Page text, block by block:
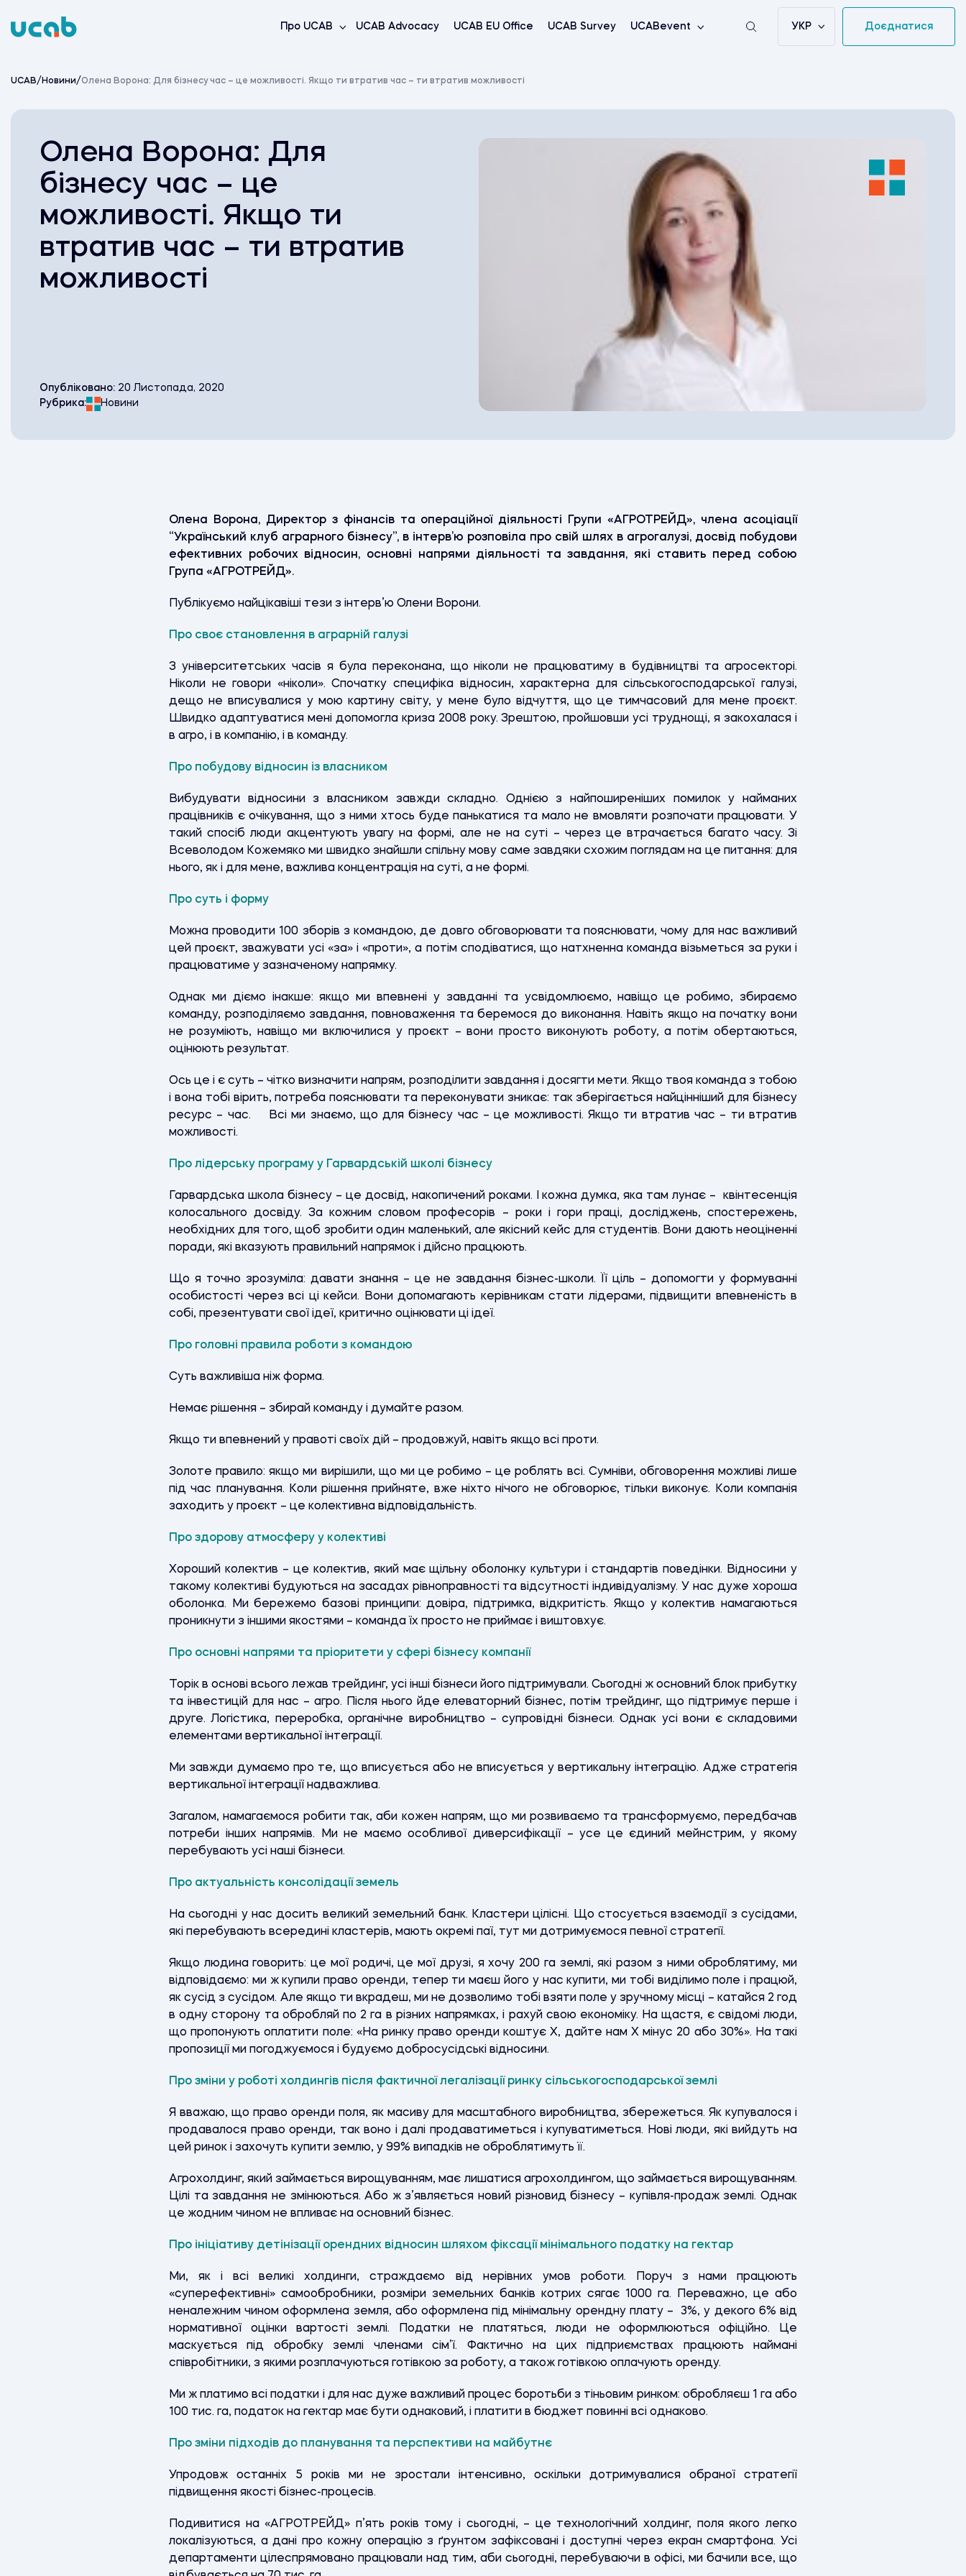
to
Про UCAB UCAB Advocacy UCAB EU Office UCAB Survey UCABevent УКР Доєднатися
UCAB/ Новини/Олена Ворона: Для бізнесу час – це можливості. Якщо ти втратив час – ти втратив можливості
Олена Ворона: Для
бізнесу час – це
можливості. Якщо ти
втратив час – ти втратив
можливості
Опубліковано: 20 Листопада, 2020
Рубрика:
Новини
Олена Ворона, Директор з фінансів та операційної діяльності Групи «АГРОТРЕЙД», члена асоціації
“Український клуб аграрного бізнесу”, в інтерв’ю розповіла про свій шлях в агрогалузі, досвід побудови
ефективних робочих відносин, основні напрями діяльності та завдання, які ставить перед собою
Група «АГРОТРЕЙД».
Публікуємо найцікавіші тези з інтерв’ю Олени Ворони.
Про своє становлення в аграрній галузі
З університетських часів я була переконана, що ніколи не працюватиму в будівництві та агросекторі.
Ніколи не говори «ніколи». Спочатку специфіка відносин, характерна для сільськогосподарської галузі,
дещо не вписувалися у мою картину світу, у мене було відчуття, що це тимчасовий для мене проєкт.
Швидко адаптуватися мені допомогла криза 2008 року. Зрештою, пройшовши усі труднощі, я закохалася і
в агро, і в компанію, і в команду.
Про побудову відносин із власником
Вибудувати відносини з власником завжди складно. Однією з найпоширеніших помилок у найманих
працівників є очікування, що з ними хтось буде панькатися та мало не вмовляти розпочати працювати. У
такий спосіб люди акцентують увагу на формі, але не на суті – через це втрачається багато часу. Зі
Всеволодом Кожемяко ми швидко знайшли спільну мову саме завдяки схожим поглядам на це питання: для
нього, як і для мене, важлива концентрація на суті, а не формі.
Про суть і форму
Можна проводити 100 зборів з командою, де довго обговорювати та пояснювати, чому для нас важливий
цей проєкт, зважувати усі «за» і «проти», а потім сподіватися, що натхненна команда візьметься за руки і
працюватиме у зазначеному напрямку.
Однак ми діємо інакше: якщо ми впевнені у завданні та усвідомлюємо, навіщо це робимо, збираємо
команду, розподіляємо завдання, повноваження та беремося до виконання. Навіть якщо на початку вони
не розуміють, навіщо ми включилися у проєкт – вони просто виконують роботу, а потім обертаються,
оцінюють результат.
Ось це і є суть – чітко визначити напрям, розподілити завдання і досягти мети. Якщо твоя команда з тобою
і вона тобі вірить, потреба пояснювати та переконувати зникає: так зберігається найцінніший для бізнесу
ресурс – час. Всі ми знаємо, що для бізнесу час – це можливості. Якщо ти втратив час – ти втратив
можливості.
Про лідерську програму у Гарвардській школі бізнесу
Гарвардська школа бізнесу – це досвід, накопичений роками. І кожна думка, яка там лунає – квінтесенція
колосального досвіду. За кожним словом професорів – роки і гори праці, досліджень, спостережень,
необхідних для того, щоб зробити один маленький, але якісний кейс для студентів. Вони дають неоціненні
поради, які вказують правильний напрямок і дійсно працюють.
Що я точно зрозуміла: давати знання – це не завдання бізнес-школи. Її ціль – допомогти у формуванні
особистості через всі ці кейси. Вони допомагають керівникам стати лідерами, підвищити впевненість в
собі, презентувати свої ідеї, критично оцінювати ці ідеї.
Про головні правила роботи з командою
Суть важливіша ніж форма.
Немає рішення – збирай команду і думайте разом.
Якщо ти впевнений у правоті своїх дій – продовжуй, навіть якщо всі проти.
Золоте правило: якщо ми вирішили, що ми це робимо – це роблять всі. Сумніви, обговорення можливі лише
під час планування. Коли рішення прийняте, вже ніхто нічого не обговорює, тільки виконує. Коли компанія
заходить у проєкт – це колективна відповідальність.
Про здорову атмосферу у колективі
Хороший колектив – це колектив, який має щільну оболонку культури і стандартів поведінки. Відносини у
такому колективі будуються на засадах рівноправності та відсутності індивідуалізму. У нас дуже хороша
оболонка. Ми бережемо базові принципи: довіра, підтримка, відкритість. Якщо у колектив намагаються
проникнути з іншими якостями – команда їх просто не приймає і виштовхує.
Про основні напрями та пріоритети у сфері бізнесу компанії
Торік в основі всього лежав трейдинг, усі інші бізнеси його підтримували. Сьогодні ж основний блок прибутку
та інвестицій для нас – агро. Після нього йде елеваторний бізнес, потім трейдинг, що підтримує перше і
друге. Логістика, переробка, органічне виробництво – супровідні бізнеси. Однак усі вони є складовими
елементами вертикальної інтеграції.
Ми завжди думаємо про те, що вписується або не вписується у вертикальну інтеграцію. Адже стратегія
вертикальної інтеграції надважлива.
Загалом, намагаємося робити так, аби кожен напрям, що ми розвиваємо та трансформуємо, передбачав
потреби інших напрямів. Ми не маємо особливої диверсифікації – усе це єдиний мейнстрим, у якому
перебувають усі наші бізнеси.
Про актуальність консолідації земель
На сьогодні у нас досить великий земельний банк. Кластери цілісні. Що стосується взаємодії з сусідами,
які перебувають всередині кластерів, мають окремі паї, тут ми дотримуємося певної стратегії.
Якщо людина говорить: це мої родичі, це мої друзі, я хочу 200 га землі, які разом з ними оброблятиму, ми
відповідаємо: ми ж купили право оренди, тепер ти маєш його у нас купити, ми тобі виділимо поле і працюй,
як сусід з сусідом. Але якщо ти вкрадеш, ми не дозволимо тобі взяти поле у зручному місці – катайся 2 год
в одну сторону та обробляй по 2 га в різних напрямках, і рахуй свою економіку. На щастя, є свідомі люди,
що пропонують оплатити поле: «На ринку право оренди коштує Х, дайте нам Х мінус 20 або 30%». На такі
пропозиції ми погоджуємося і будуємо добросусідські відносини.
Про зміни у роботі холдингів після фактичної легалізації ринку сільськогосподарської землі
Я вважаю, що право оренди поля, як масиву для масштабного виробництва, збережеться. Як купувалося і
продавалося право оренди, так воно і далі продаватиметься і купуватиметься. Нові люди, які вийдуть на
цей ринок і захочуть купити землю, у 99% випадків не оброблятимуть її.
Агрохолдинг, який займається вирощуванням, має лишатися агрохолдингом, що займається вирощуванням.
Цілі та завдання не змінюються. Або ж з’являється новий різновид бізнесу – купівля-продаж землі. Однак
це жодним чином не впливає на основний бізнес.
Про ініціативу детінізації орендних відносин шляхом фіксації мінімального податку на гектар
Ми, як і всі великі холдинги, страждаємо від нерівних умов роботи. Поруч з нами працюють
«суперефективні» самообробники, розміри земельних банків котрих сягає 1000 га. Переважно, це або
неналежним чином оформлена земля, або оформлена під мінімальну орендну плату – 3%, у декого 6% від
нормативної оцінки вартості землі. Податки не платяться, люди не оформлюються офіційно. Це
маскується під обробку землі членами сім’ї. Фактично на цих підприємствах працюють наймані
співробітники, з якими розплачуються готівкою за роботу, а також готівкою оплачують оренду.
Ми ж платимо всі податки і для нас дуже важливий процес боротьби з тіньовим ринком: обробляєш 1 га або
100 тис. га, податок на гектар має бути однаковий, і платити в бюджет повинні всі однаково.
Про зміни підходів до планування та перспективи на майбутнє
Упродовж останніх 5 років ми не зростали інтенсивно, оскільки дотримувалися обраної стратегії
підвищення якості бізнес-процесів.
Подивитися на «АГРОТРЕЙД» п’ять років тому і сьогодні, – це технологічний холдинг, поля якого легко
локалізуються, а дані про кожну операцію з ґрунтом зафіксовані і доступні через екран смартфона. Усі
департаменти цілеспрямовано працювали над тим, аби сьогодні, перебуваючи в офісі, ми бачили все, що